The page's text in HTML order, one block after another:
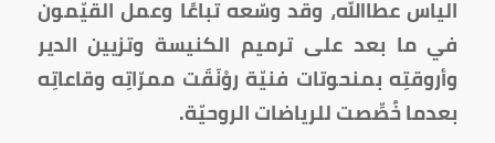
الياس عطاالله، وقد وسّعه تباعًا وعمل القيّمون
في ما بعد على ترميم الكنيسة وتزيين الدير
وأروقتِه بمنحوتات فنيّة روْنَقَت ممرّاتِه وقاعاتِه
بعدما خُصِّصت للرياضات الروحيّة.